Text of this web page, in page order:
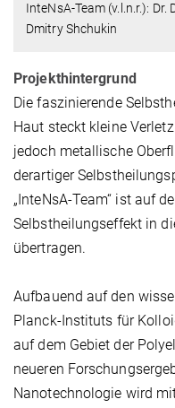
InteNsA-Team (v.l.n.r.):
Dmitry Shchukin
Projekthintergrund
Die faszinierende
Haut steckt kleine
jedoch metallische
derartiger
„InteNsA-Team“ ist auf
Selbstheilungseffekt in
übertragen.
Aufbauend auf den
Planck-Instituts für
auf dem Gebiet der
neueren
Nanotechnologie wird